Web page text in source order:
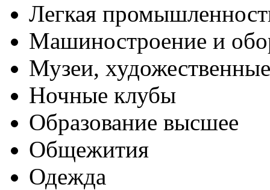
Легкая
Машиностроение и
Музеи,
Ночные клубы
Образование высшее
Общежития
Одежда